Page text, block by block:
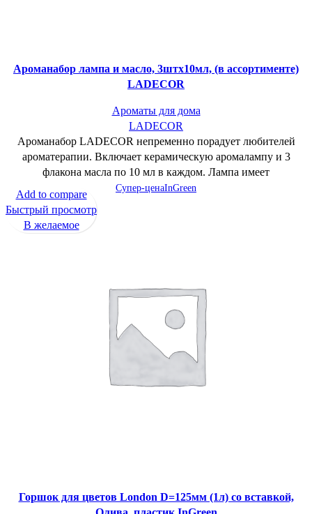
Ароманабор лампа и масло, 3штx10мл, (в ассортименте)
LADECOR
Ароматы для дома
LADECOR
Ароманабор LADECOR непременно порадует любителей
ароматерапии. Включает керамическую аромалампу и 3
флакона масла по 10 мл в каждом. Лампа имеет
Супер-ценаInGreen
Add to compare
Быстрый просмотр
В желаемое
Горшок для цветов London D=125мм (1л) со вставкой,